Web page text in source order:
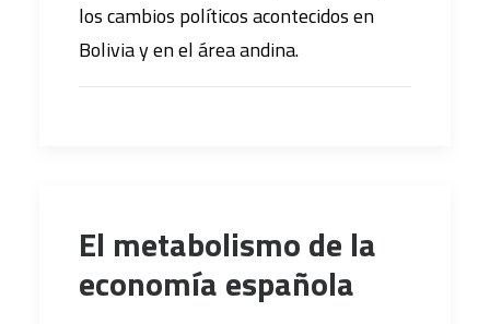
los cambios políticos acontecidos en
Bolivia y en el área andina.
El metabolismo de la
economía española